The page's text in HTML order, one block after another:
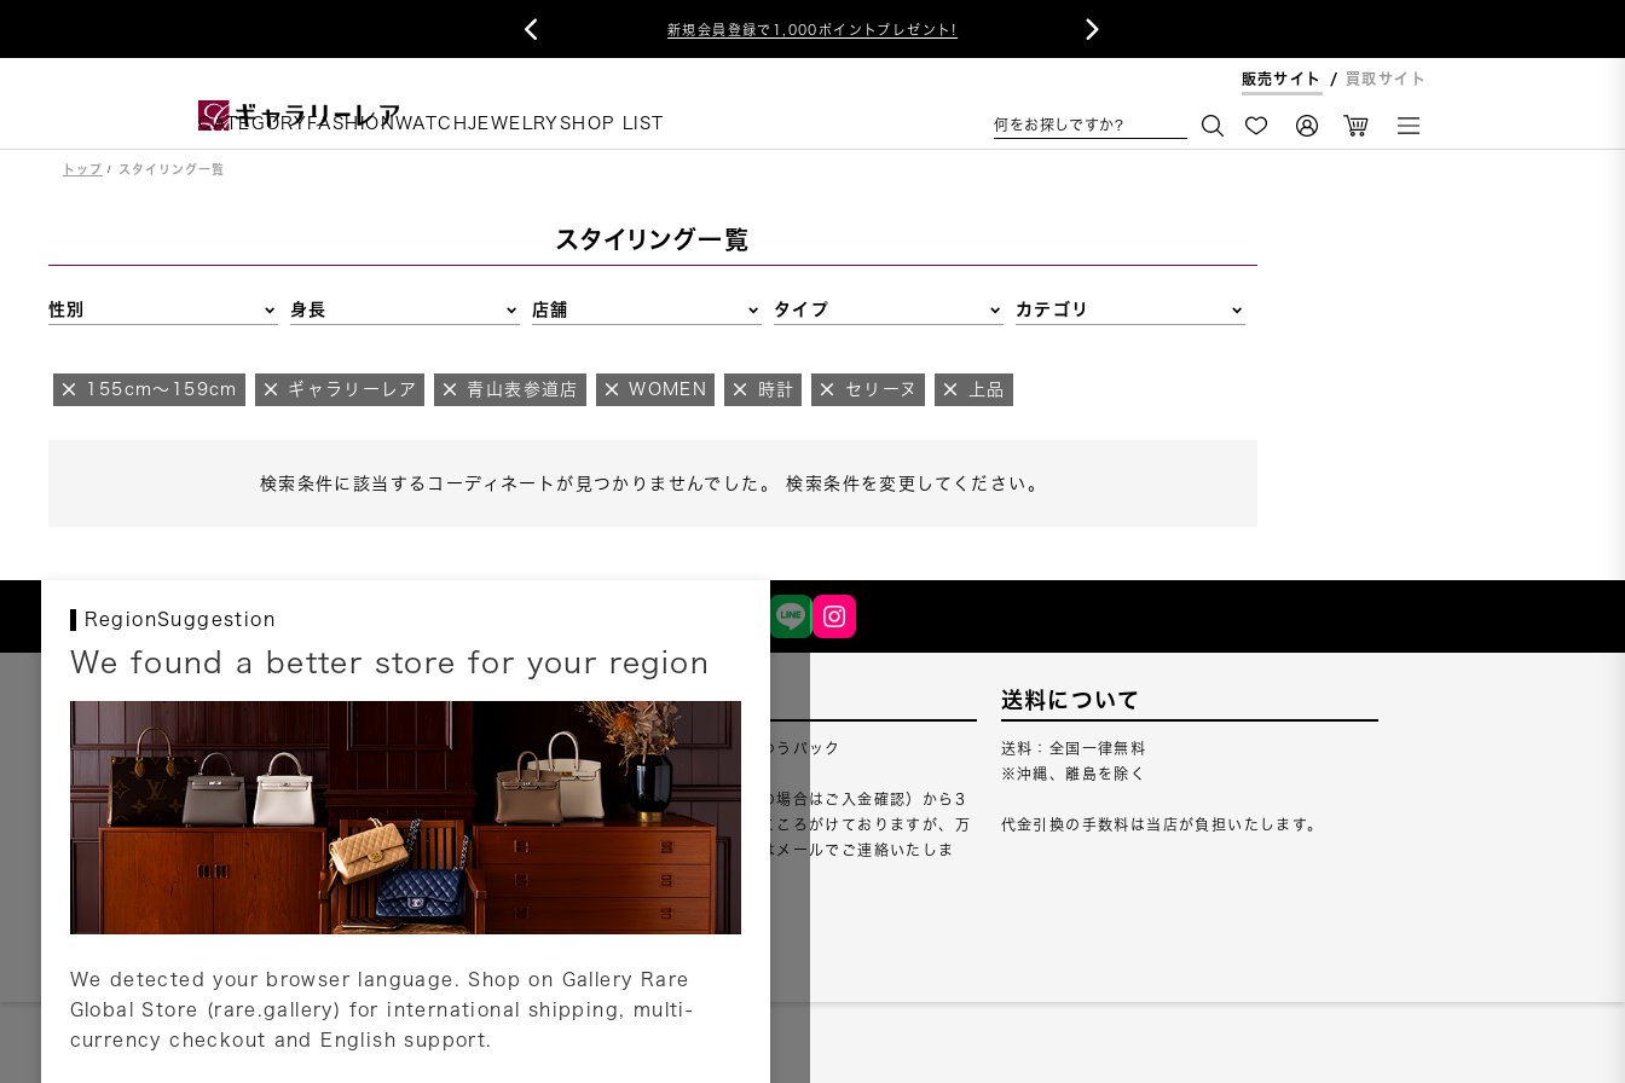
新規会員登録で1,000ポイントプレゼント!
 
販売サイト 買取サイト
CATEGORY FASHIONWATCHJEWELRY SHOP LIST 何をお探しですか?
トップ スタイリング一覧
スタイリング一覧
性別 身長 店舗 タイプ カテゴリ
155cm～159cm ギャラリーレア 青山表参道店 WOMEN 時計 セリーヌ 上品
検索条件に該当するコーディネートが見つかりませんでした。 検索条件を変更してください。
RegionSuggestion
We found a better store for your region
We detected your browser language. Shop on Gallery Rare
Global Store (rare.gallery) for international shipping, multi-
currency checkout and English support.
お支払いについて
以下のお支払方法が利用可能です。
クレジットカード
ショッピングローン
銀行振込・郵便振替
代金引換
Amazon Pay
PayPay
店頭支払い
詳しくはこちら
配送について
配送業者：佐川急便・ゆうパック
ご注文確認（銀行振込の場合はご入金確認）から3
営業日以内のご出荷をこころがけておりますが、万
が一出荷が遅れる場合はメールでご連絡いたしま
詳しくはこちら
送料について
送料：全国一律無料
※沖縄、離島を除く
代金引換の手数料は当店が負担いたします。